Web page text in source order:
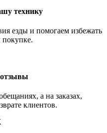
технику
езды и помогаем избежать
а на заказах,
клиентов.